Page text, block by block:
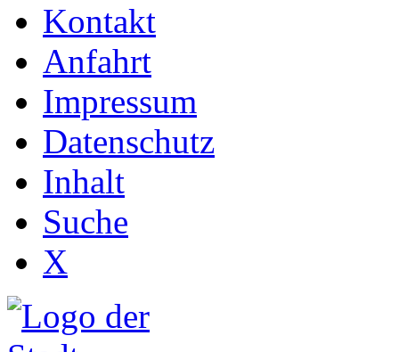
Kontakt
Anfahrt
Impressum
Datenschutz
Inhalt
Suche
X